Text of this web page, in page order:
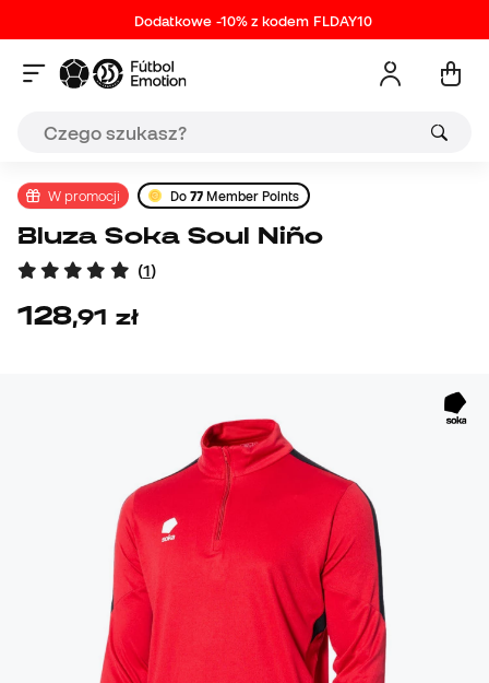
Dodatkowe -10% z kodem FLDAY10
W promocji Do77 Member Points
Bluza Soka Soul Niño
(1)
128,91 zł